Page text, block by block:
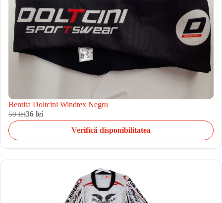
Bentita Doltcini Windtex Negru
50 lei36 lei
Verifică disponibilitatea